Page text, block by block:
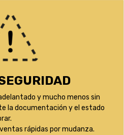
y mucho menos sin
la documentación y el estado
rápidas por mudanza.